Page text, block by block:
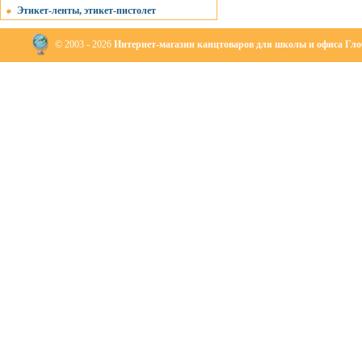
Этикет-ленты, этикет-пистолет
© 2003 - 2026 Интернет-магазин канцтоваров для школы и офиса